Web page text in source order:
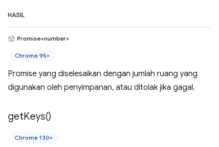
HASIL
Promise<number>
Chrome 95+
Promise yang diselesaikan dengan jumlah ruang yang
digunakan oleh penyimpanan, atau ditolak jika gagal.
getKeys()
Chrome 130+